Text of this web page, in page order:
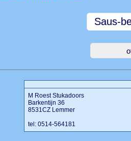
M Roest Stukadoors
Barkentijn 36
8531CZ Lemmer
tel: 0514-564181